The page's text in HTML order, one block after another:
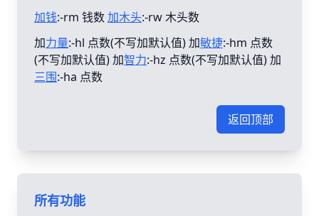
加钱:-rm 钱数加木头:-rw 木头数
加力量:-hl 点数(不写加默认值) 加敏捷:-hm 点数
(不写加默认值) 加智力:-hz 点数(不写加默认值) 加
三围:-ha 点数
返回顶部
所有功能